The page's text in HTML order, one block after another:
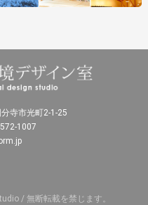
寺市光町2-1-25
1007
/ 無断転載を禁じます。